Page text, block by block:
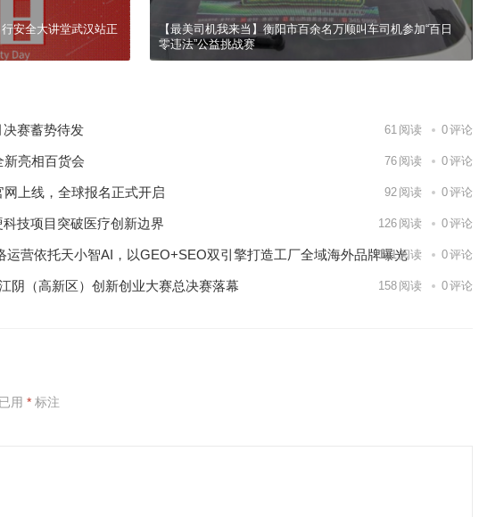
安全大讲堂武汉站正
【最美司机我来当】衡阳市百余名万顺叫车司机参加“百日
零违法”公益挑战赛
决赛蓄势待发 61 阅读 0评论
亮相百货会 76 阅读 0评论
上线，全球报名正式开启 92 阅读 0评论
科技项目突破医疗创新边界 126 阅读 0评论
运营依托天小智AI，以GEO+SEO双引擎打造工厂全域海外品牌曝光
141阅读 0评论
（高新区）创新创业大赛总决赛落幕 158 阅读 0评论
用 * 标注